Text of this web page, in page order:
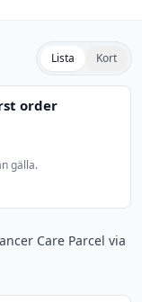
Lista Kort
order
gälla.
Care Parcel via